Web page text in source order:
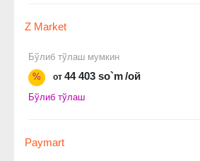
Z Market
Бўлиб тўлаш мумкин
%
от 44 403 so`m/ой
Бўлиб тўлаш
Paymart